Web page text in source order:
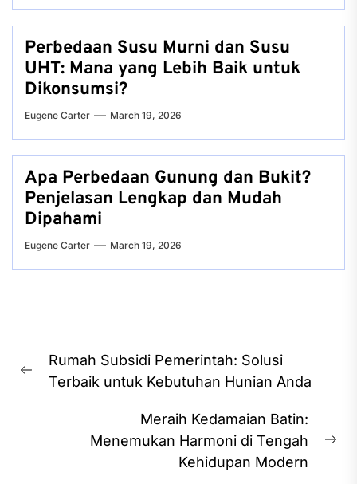
Perbedaan Susu Murni dan Susu
UHT: Mana yang Lebih Baik untuk
Dikonsumsi?
Eugene Carter March 19, 2026
Apa Perbedaan Gunung dan Bukit?
Penjelasan Lengkap dan Mudah
Dipahami
Eugene Carter March 19, 2026
navigation
Previous
Rumah Subsidi Pemerintah: Solusi
Terbaik untuk Kebutuhan Hunian Anda
Meraih Kedamaian Batin:
Menemukan Harmoni di Tengah
Kehidupan Modern